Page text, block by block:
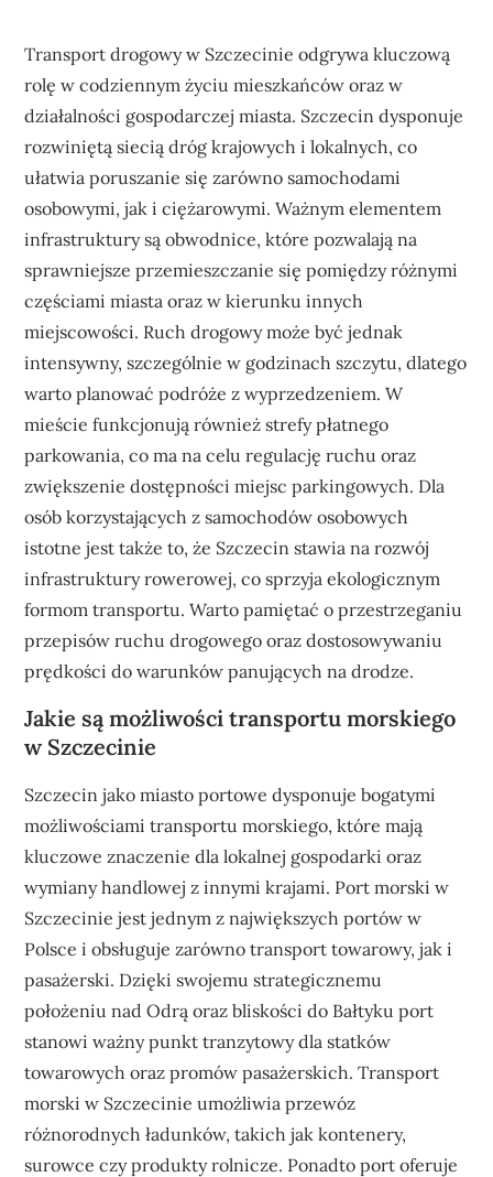
Transport drogowy w Szczecinie odgrywa kluczową
rolę w codziennym życiu mieszkańców oraz w
działalności gospodarczej miasta. Szczecin dysponuje
rozwiniętą siecią dróg krajowych i lokalnych, co
ułatwia poruszanie się zarówno samochodami
osobowymi, jak i ciężarowymi. Ważnym elementem
infrastruktury są obwodnice, które pozwalają na
sprawniejsze przemieszczanie się pomiędzy różnymi
częściami miasta oraz w kierunku innych
miejscowości. Ruch drogowy może być jednak
intensywny, szczególnie w godzinach szczytu, dlatego
warto planować podróże z wyprzedzeniem. W
mieście funkcjonują również strefy płatnego
parkowania, co ma na celu regulację ruchu oraz
zwiększenie dostępności miejsc parkingowych. Dla
osób korzystających z samochodów osobowych
istotne jest także to, że Szczecin stawia na rozwój
infrastruktury rowerowej, co sprzyja ekologicznym
formom transportu. Warto pamiętać o przestrzeganiu
przepisów ruchu drogowego oraz dostosowywaniu
prędkości do warunków panujących na drodze.
Jakie są możliwości transportu morskiego
w Szczecinie
Szczecin jako miasto portowe dysponuje bogatymi
możliwościami transportu morskiego, które mają
kluczowe znaczenie dla lokalnej gospodarki oraz
wymiany handlowej z innymi krajami. Port morski w
Szczecinie jest jednym z największych portów w
Polsce i obsługuje zarówno transport towarowy, jak i
pasażerski. Dzięki swojemu strategicznemu
położeniu nad Odrą oraz bliskości do Bałtyku port
stanowi ważny punkt tranzytowy dla statków
towarowych oraz promów pasażerskich. Transport
morski w Szczecinie umożliwia przewóz
różnorodnych ładunków, takich jak kontenery,
surowce czy produkty rolnicze. Ponadto port oferuje